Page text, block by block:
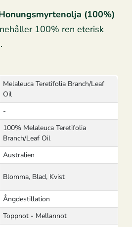
(100%)
100% ren eterisk
Melaleuca Teretifolia Branch/Leaf
Oil
-
100% Melaleuca Teretifolia
Branch/Leaf Oil
Australien
Blomma, Blad, Kvist
Ångdestillation
Toppnot - Mellannot